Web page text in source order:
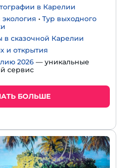
в Карелии
• Тур выходного
сказочной Карелии
и открытия
2026 — уникальные
сервис
БОЛЬШЕ